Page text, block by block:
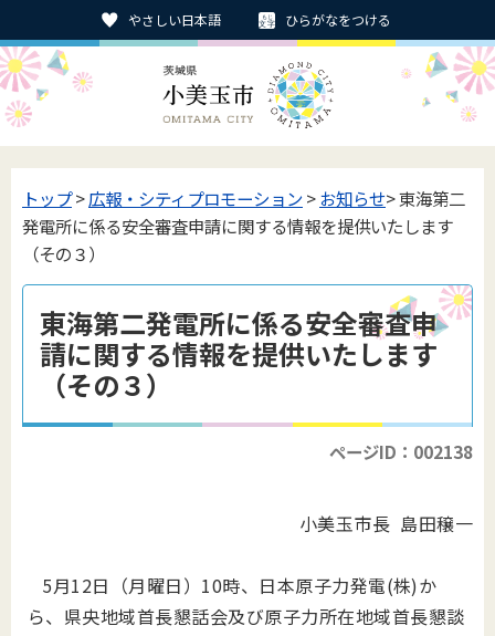
やさしい日本語 ひらがなをつける
トップ>広報・シティプロモーション>お知らせ> 東海第二
発電所に係る安全審査申請に関する情報を提供いたします
（その３）
東海第二発電所に係る安全審査申
請に関する情報を提供いたします
（その３）
ページID：002138
小美玉市長 島田穣一
5月12日（月曜日）10時、日本原子力発電(株)か
ら、県央地域首長懇話会及び原子力所在地域首長懇談